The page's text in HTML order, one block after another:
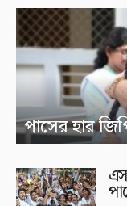
পাসের হার